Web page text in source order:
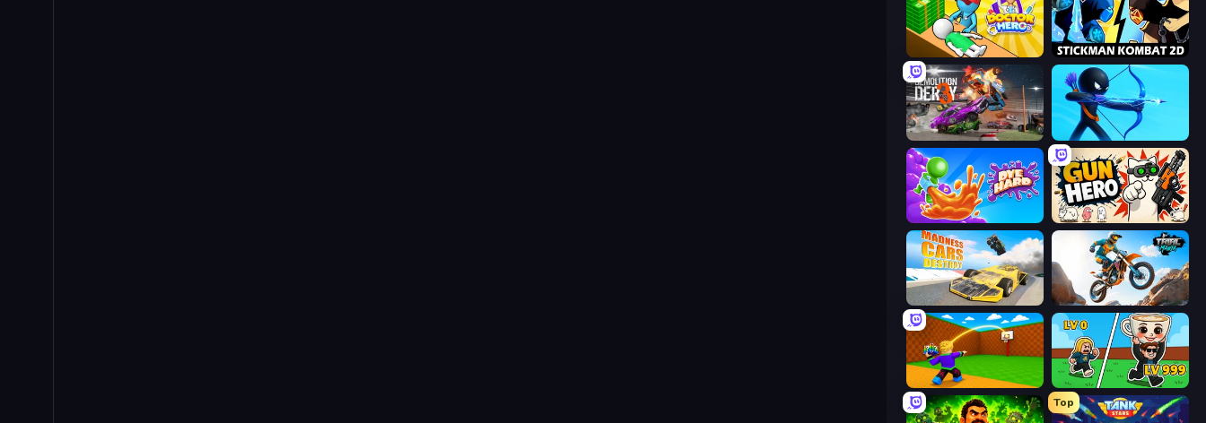
Doctor Hero Stickman Kombat 2D
Demolition Derby 3 Archers Random
Dye Hard Gun Hero: Cat Survival
Madness Cars Destroy Trial Mania
Throw a Lucky Block Brainrot Arena Online
Top